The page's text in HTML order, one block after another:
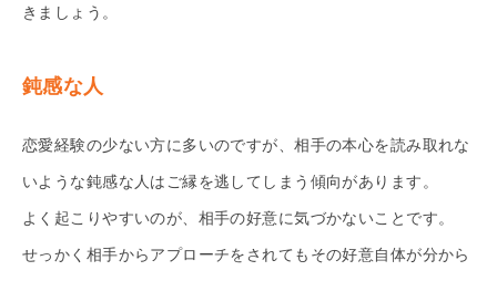
きましょう。
鈍感な人
恋愛経験の少ない方に多いのですが、相手の本心を読み取れな
いような鈍感な人はご縁を逃してしまう傾向があります。
よく起こりやすいのが、相手の好意に気づかないことです。
せっかく相手からアプローチをされてもその好意自体が分から